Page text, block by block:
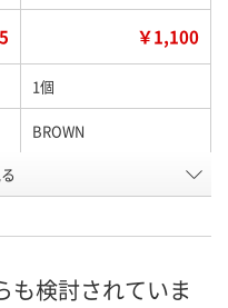
￥1,100
1個
BROWN
16.2cm
AXW4767
5点
も検討されていま